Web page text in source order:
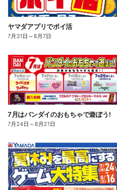
ヤマダアプリでポイ活
7月31日 ～8月7日
7月はバンダイのおもちゃで遊ぼう!
7月24日 ～8月21日